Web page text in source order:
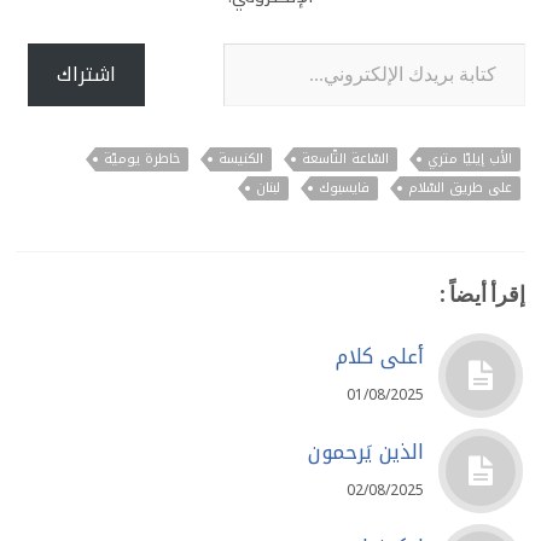
كتابة بريدك الإلكتروني...
اشتراك
الأب إيليّا متري السّاعة التّاسعة الكنيسة
خاطرة يوميّة
على طريق السّلام
فايسبوك لبنان
إقرأ أيضاً :
أعلى كلام
01/08/2025
الذين يَرحمون
02/08/2025